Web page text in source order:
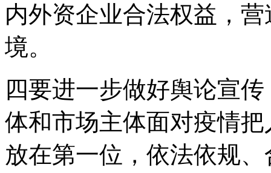
内外资企业合法权益，
境。
四要进一步做好舆论宣
体和市场主体面对疫情
放在第一位，依法依规